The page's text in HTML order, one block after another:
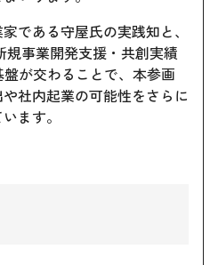
である守屋氏の実践知と、
事業開発支援・共創実績
が交わることで、本参画
社内起業の可能性をさらに
ます。